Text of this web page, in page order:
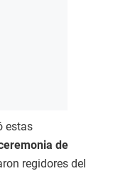
estas
de
regidores del